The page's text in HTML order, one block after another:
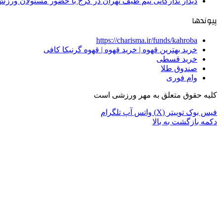
پیوندها
https://charisma.ir/funds/kahroba
خرید بهترین قهوه | خرید قهوه | قهوه گرنیکا کافی
خرید قسطی
صندوق طلا
وام فوری
کلیه حقوق متعلق به مهر ورزشی است
فیس بوک توییتر (X) واتس آپ تلگرام
دکمه بازگشت به بالا